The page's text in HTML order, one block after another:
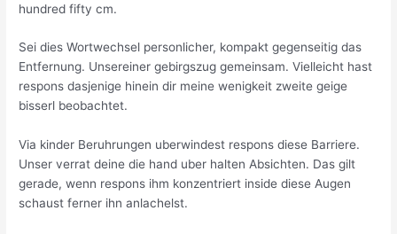
hundred fifty cm.
Sei dies Wortwechsel personlicher, kompakt gegenseitig das
Entfernung. Unsereiner gebirgszug gemeinsam. Vielleicht hast
respons dasjenige hinein dir meine wenigkeit zweite geige
bisserl beobachtet.
Via kinder Beruhrungen uberwindest respons diese Barriere.
Unser verrat deine die hand uber halten Absichten. Das gilt
gerade, wenn respons ihm konzentriert inside diese Augen
schaust ferner ihn anlachelst.